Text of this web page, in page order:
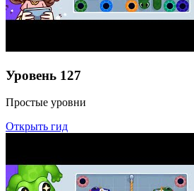
Уровень 127
Простые уровни
Открыть гид